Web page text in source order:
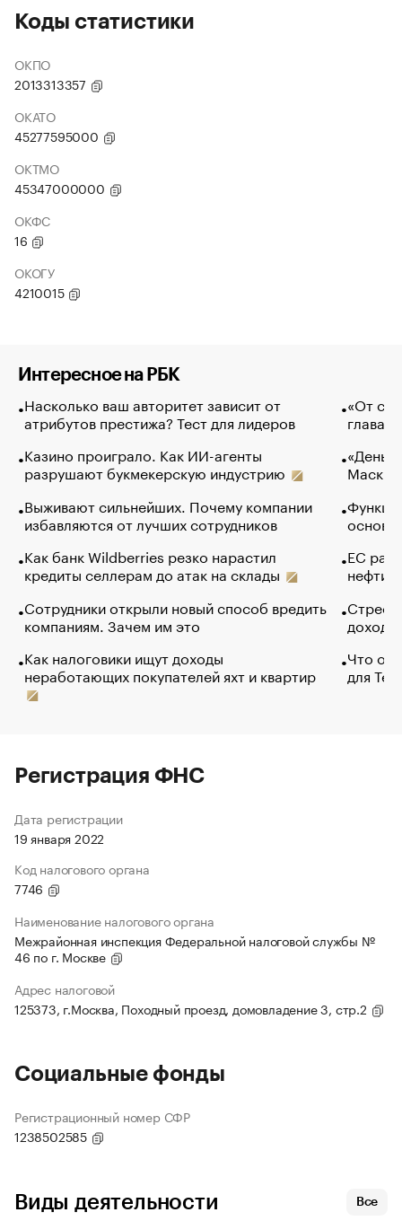
Коды статистики
ОКПО
2013313357
ОКАТО
45277595000
ОКТМО
45347000000
ОКФС
16
ОКОГУ
4210015
Интересное на РБК
Насколько ваш авторитет зависит от
атрибутов престижа? Тест для лидеров
Казино проиграло. Как ИИ-агенты
разрушают букмекерскую индустрию
Выживают сильнейших. Почему компании
избавляются от лучших сотрудников
Как банк Wildberries резко нарастил
кредиты селлерам до атак на склады
Сотрудники открыли новый способ вредить
компаниям. Зачем им это
Как налоговики ищут доходы
неработающих покупателей яхт и квартир
«От
глава
Маск в
основ
ЕС
нефти
Что
для
Регистрация ФНС
Дата регистрации
19 января 2022
Код налогового органа
7746
Наименование налогового органа
Межрайонная инспекция Федеральной налоговой службы №
46 по г. Москве
Адрес налоговой
125373, г.Москва, Походный проезд, домовладение 3, стр.2
Социальные фонды
Регистрационный номер СФР
1238502585
Виды деятельности Все